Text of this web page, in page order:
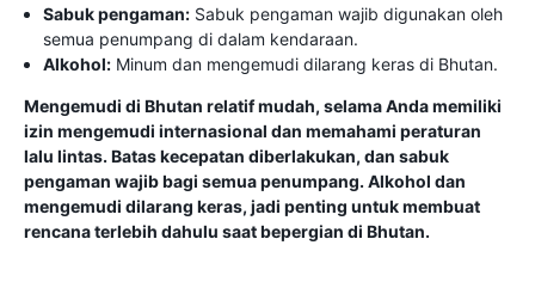
Sabuk pengaman: Sabuk pengaman wajib digunakan oleh
semua penumpang di dalam kendaraan.
Alkohol: Minum dan mengemudi dilarang keras di Bhutan.
Mengemudi di Bhutan relatif mudah, selama Anda memiliki
izin mengemudi internasional dan memahami peraturan
lalu lintas. Batas kecepatan diberlakukan, dan sabuk
pengaman wajib bagi semua penumpang. Alkohol dan
mengemudi dilarang keras, jadi penting untuk membuat
rencana terlebih dahulu saat bepergian di Bhutan.